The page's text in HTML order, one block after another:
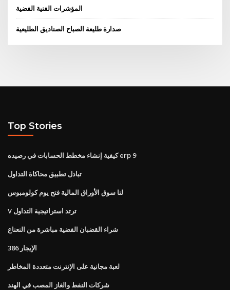
المؤشرات الفنية الفضية
صدارة طليعة الصباح الصناديق الطليعية
Top Stories
كيفية إنشاء مخطط الحسابات في رصيده erp 9
تبادل تطبيق محاكاة التداول
لنا سوق الأوراق المالية فتح يوم كولومبوس
V ترتد استراتيجية التداول
شراء القضبان الفضية مباشرة من النعناع
الإيجار 386
لعبة مجانية على الإنترنت متعددة المخاطر
شركات النفط والغاز المصب في الهند